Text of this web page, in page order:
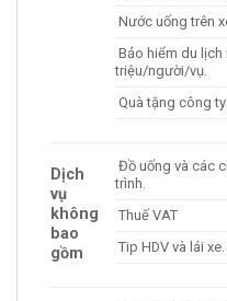
Nước uống trên
Bảo hiểm du
triệu/người/vụ.
Quà tặng công ty
Dịch
vụ
không
bao
gồm
Đồ uống và các
trình.
Thuế VAT
Tip HDV và lái xe.